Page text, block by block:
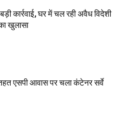
कार्रवाई, घर में चल रही अवैध विदेशी
खुलासा
एसपी आवास पर चला कंटेनर सर्वे